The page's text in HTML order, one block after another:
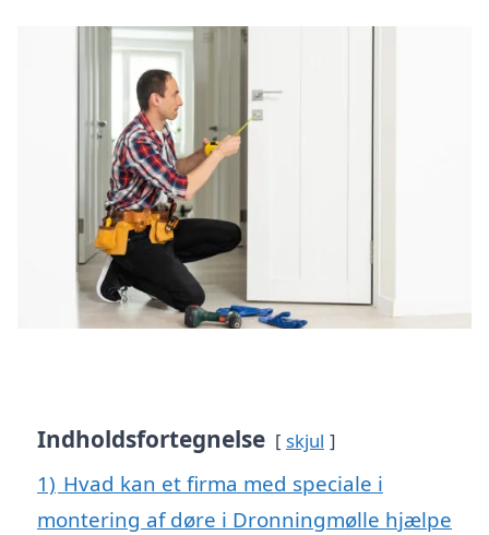
Indholdsfortegnelse skjul
1) Hvad kan et firma med speciale i
montering af døre i Dronningmølle hjælpe